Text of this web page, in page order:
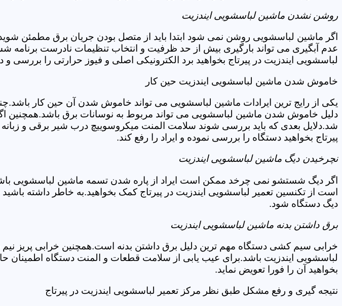
روشن نشدن ماشین لباسشویی ایندزیت
اگر ماشین لباسشویی روشن نمی شود ابتدا باید از متصل بودن جریان برق مطمئن
عدم آبگیری می تواند بارگیری بیش از حد ظرفیت و انتخاب تنظیمات نادرست
لباسشویی ایندزیت در پیرتاج بخواهید برد الکترونیکی اصلی و فیوز حرارتی را
خاموش شدن ماشین لباسشویی ایندزیت حین کار
یکی از رایج ترین ایرادات ماشین لباسشویی می تواند خاموش شدن آن حین کار
دلیل خاموش شدن ماشین لباسشویی می تواند مربوط به نوسانات برق باشد.همچنین
شد.دلایل بعدی که باید بررسی شوند سلامت المنت میکروسوییچ درب شیر برقی و
پیرتاج بخواهید دستگاه را بررسی نموده و ایراد را رفع کند.
نچرخیدن دیگ ماشین لباسشویی ایندزیت
اگر دیگ شستشو نمی چرخد ممکن است ایراد از پاره شدن تسمه ماشین لباسشویی
است از تکنسین تعمیر لباسشویی ایندزیت در پیرتاج کمک بخواهید.به خاطر داشته
دیگ دستگاه شود.
برق داشتن بدنه ماشین لباسشویی ایندزیت
خرابی سیم کشی دستگاه مهم ترین دلیل برق داشتن بدنه است.همچنین خرابی پریز
لباسشویی ایندزیت باشد.برای عیب یابی از سلامت قطعات و المنت دستگاه اطمینان
بخواهید آن را فورا تعویض نماید.
نتیجه گیری و رفع مشکل طبق نظر مرکز تعمیر لباسشویی ایندزیت در پیرتاج